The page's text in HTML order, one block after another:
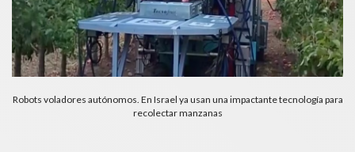
Robots voladores autónomos. En Israel ya usan una impactante tecnología para
recolectar manzanas